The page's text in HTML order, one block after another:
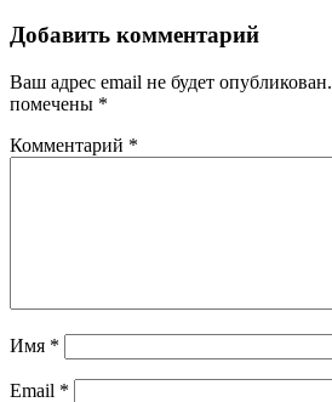
Добавить комментарий
Ваш адрес email не будет опубликован.
помечены *
Комментарий *
Имя *
Email *